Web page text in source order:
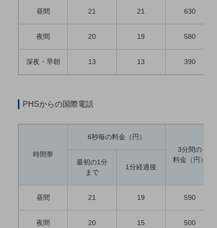
業務効率化
職場環境整備
地域共創・地方創生
業種・業態で探すTOP
昼間 21 21 630
夜間 20 19 580
深夜・早朝 13 13 390
PHSからの国際電話
時間帯
6秒毎の料金（円）
3分間の
料金（円）
最初の1分
まで
1分経過後
昼間 21 19 590
夜間 20 15 500